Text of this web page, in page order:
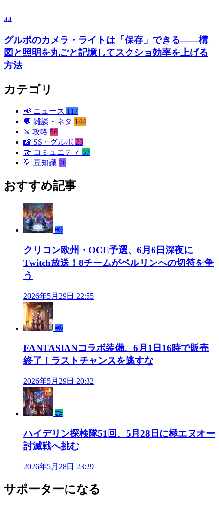
44
グルポのカメラ・ライトは「保存」できる——構
図と照明を丸ごと記憶してスクショ効率を上げる
方法
カテゴリ
📢 ニュース 117
💬 雑談・ネタ 144
⚔️ 攻略 56
📸 SS・グルポ 23
🤝 コミュニティ 57
💡 豆知識 76
おすすめ記事
📢
クリコン欧州・OCE予選、6月6日深夜に
Twitch放送！8チームがベルリンへの切符を争
う
2026年5月29日 22:55
📢
FANTASIANコラボ装備、6月1日16時で販売
終了！ラストチャンスを逃すな
2026年5月29日 20:32
🤝
ハイデリン探検隊51回、5月28日に極エヌオー
討滅戦へ挑む
2026年5月28日 23:29
サポーターになる